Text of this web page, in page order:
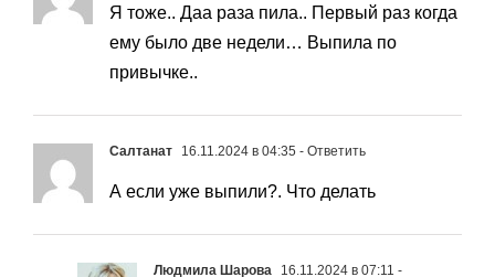
Я тоже.. Даа раза пила.. Первый раз когда
ему было две недели… Выпила по
привычке..
Салтанат 16.11.2024 в 04:35 - Ответить
А если уже выпили?. Что делать
Людмила Шарова 16.11.2024 в 07:11 -